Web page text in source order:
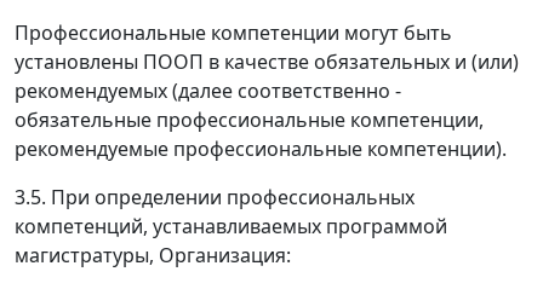
Профессиональные компетенции могут быть
установлены ПООП в качестве обязательных и (или)
рекомендуемых (далее соответственно -
обязательные профессиональные компетенции,
рекомендуемые профессиональные компетенции).
3.5. При определении профессиональных
компетенций, устанавливаемых программой
магистратуры, Организация: